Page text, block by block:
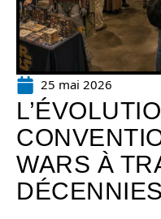
25 mai 2026
WARS À
DÉCENNIES